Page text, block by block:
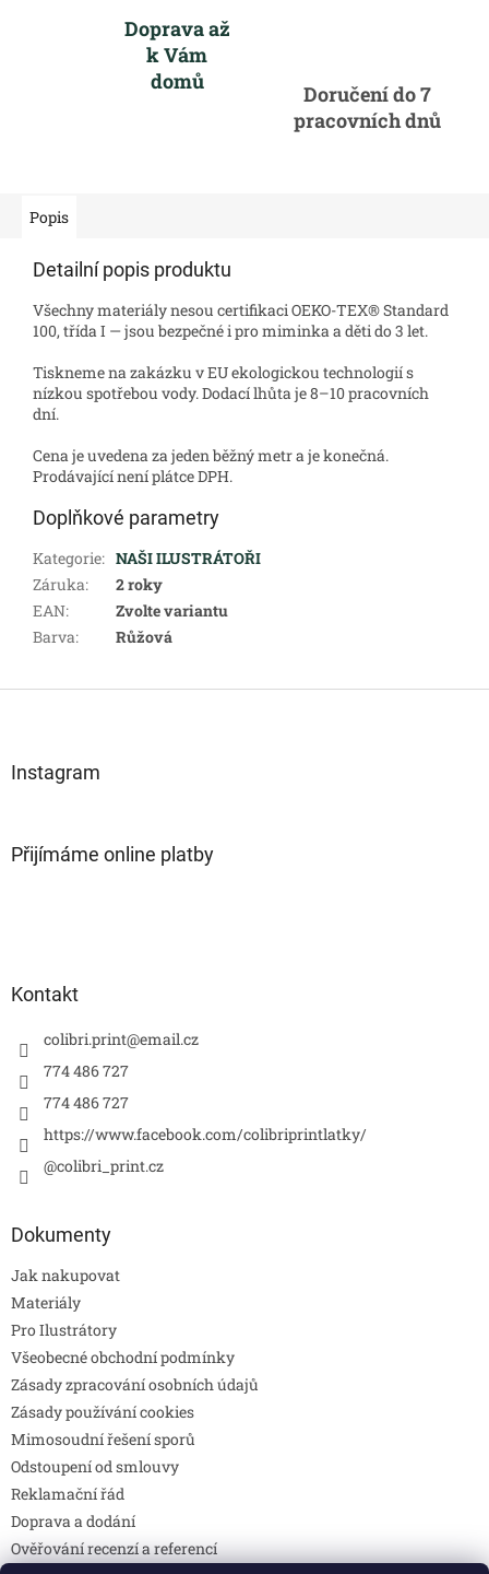
Doprava až
k Vám
domů
Doručení do 7
pracovních dnů
Popis
Detailní popis produktu
Všechny materiály nesou certifikaci OEKO-TEX® Standard
100, třída I — jsou bezpečné i pro miminka a děti do 3 let.
Tiskneme na zakázku v EU ekologickou technologií s
nízkou spotřebou vody. Dodací lhůta je 8–10 pracovních
dní.
Cena je uvedena za jeden běžný metr a je konečná.
Prodávající není plátce DPH.
Doplňkové parametry
Kategorie: NAŠI ILUSTRÁTOŘI
Záruka:
2 roky
EAN:
Zvolte variantu
Barva: Růžová
Instagram
Přijímáme online platby
Kontakt
colibri.print@email.cz
774 486 727
774 486 727
https://www.facebook.com/colibriprintlatky/
@colibri_print.cz
Dokumenty
Jak nakupovat
Materiály
Pro Ilustrátory
Všeobecné obchodní podmínky
Zásady zpracování osobních údajů
Zásady používání cookies
Mimosoudní řešení sporů
Odstoupení od smlouvy
Reklamační řád
Doprava a dodání
Ověřování recenzí a referencí